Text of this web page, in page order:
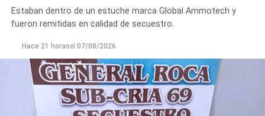
Estaban dentro de un estuche marca Global Ammotech y
fueron remitidas en calidad de secuestro.
Hace 21 horasel 07/08/2026